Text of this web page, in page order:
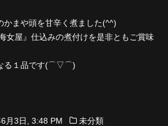
かまや頭を甘辛く煮ました(^^)
女屋』仕込みの煮付けを是非ともご賞味
る１品です(⌒▽⌒)
月3日, 3:48 PM 未分類